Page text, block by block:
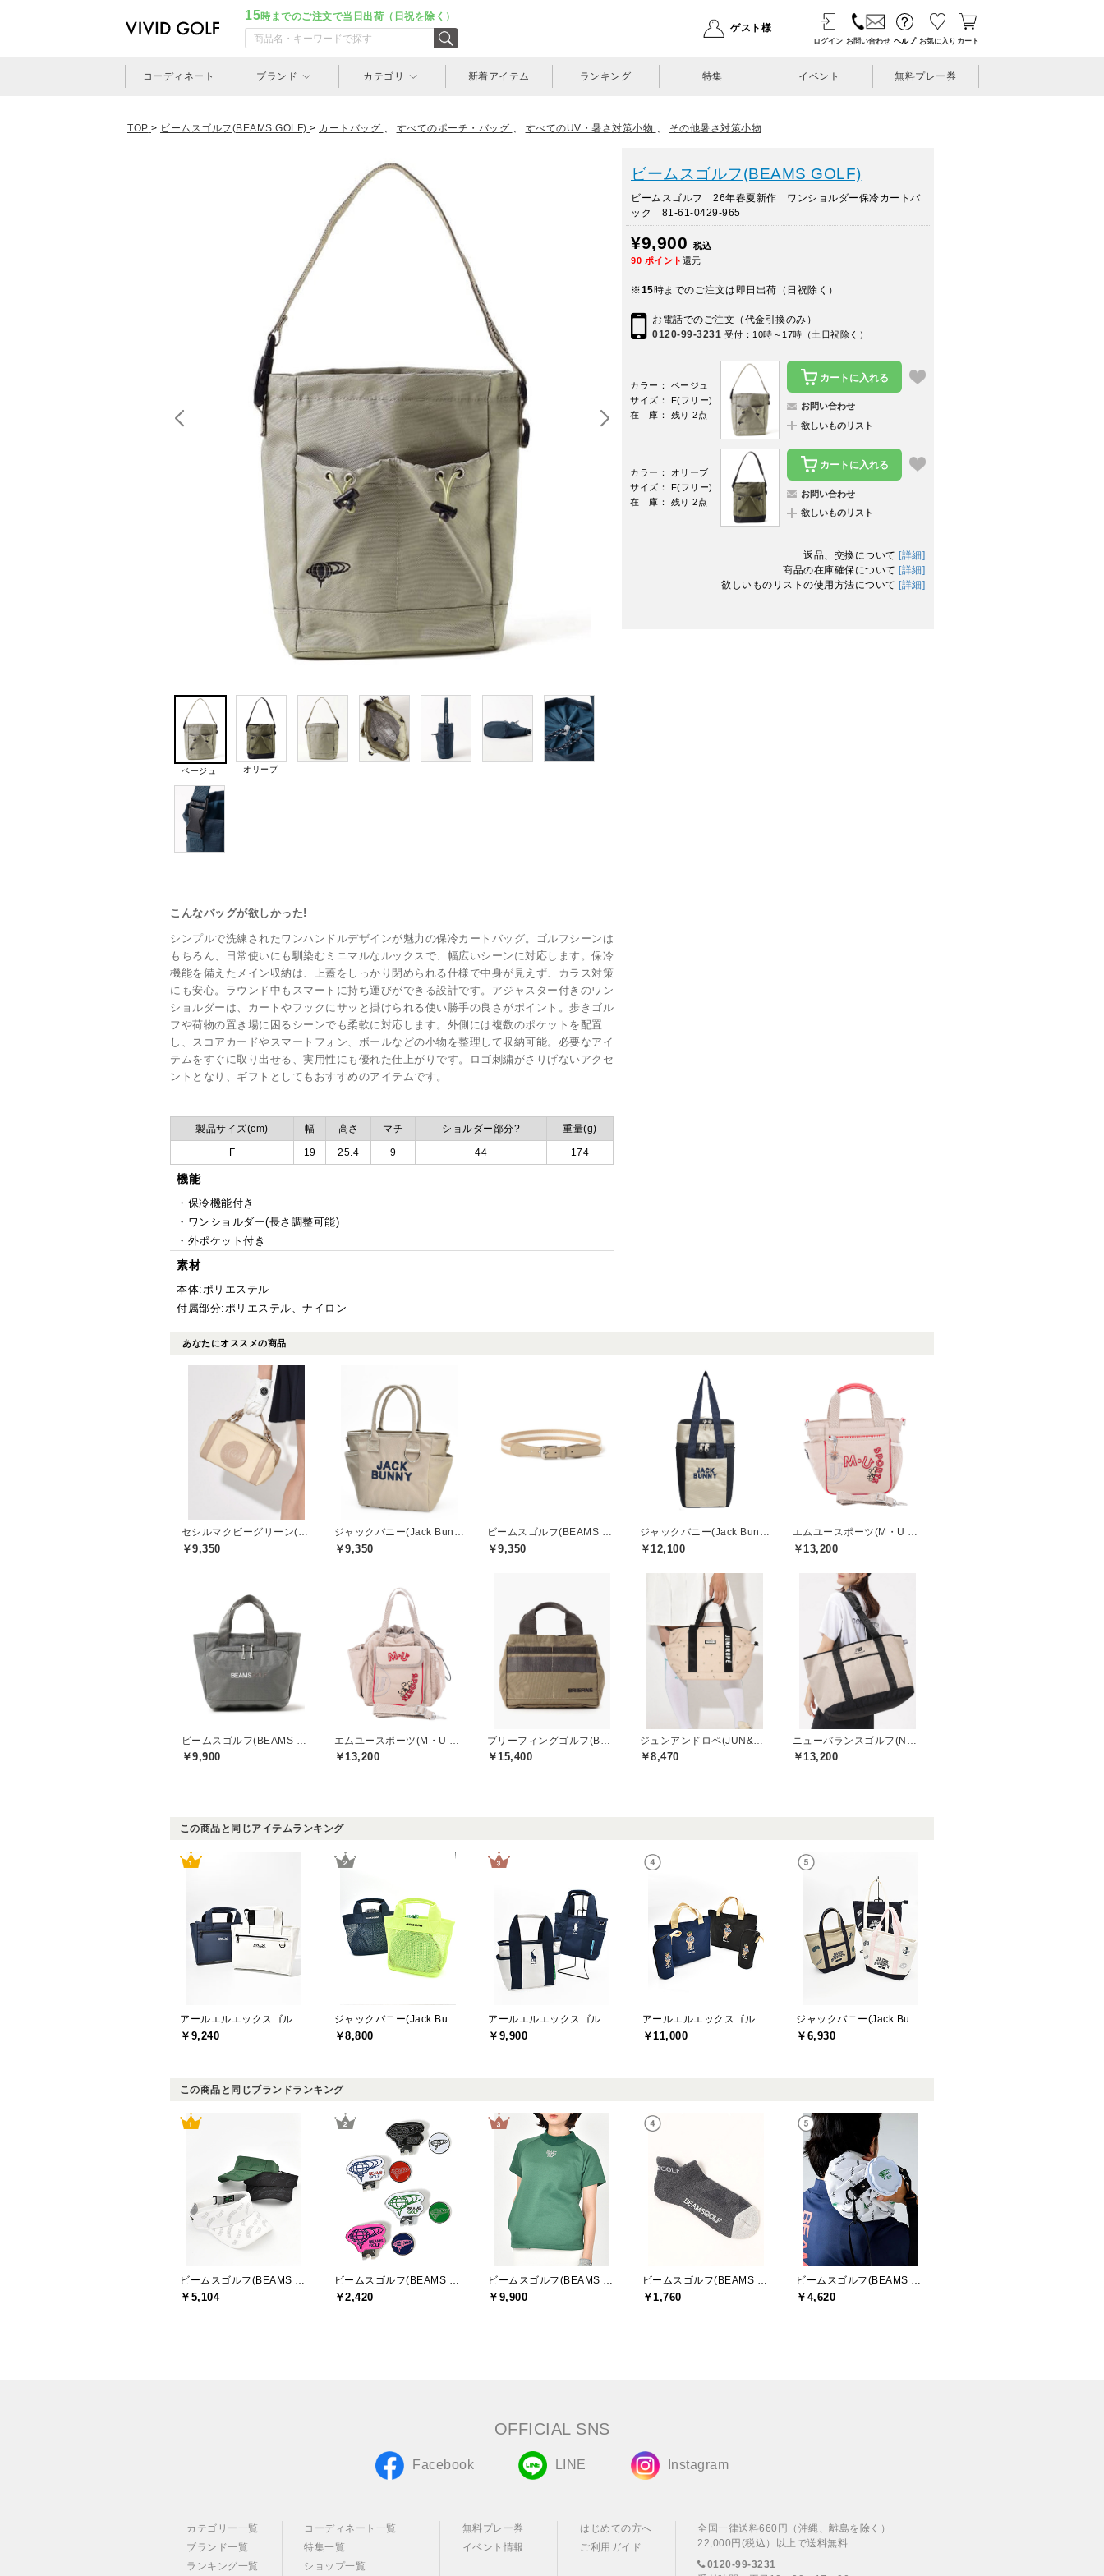
15時までのご注文で当日出荷（日祝を除く）
ゲスト様
ログイン お問い合わせ ヘルプ お気に入り カート
コーディネート ブランド カテゴリ 新着アイテム ランキング 特集 イベント 無料プレー券
TOP > ビームスゴルフ(BEAMS GOLF) > カートバッグ 、 すべてのポーチ・バッグ 、 すべてのUV・暑さ対策小物 、 その他暑さ対策小物
ベージュ オリーブ
こんなバッグが欲しかった!
シンプルで洗練されたワンハンドルデザインが魅力の保冷カートバッグ。ゴルフシーンは
もちろん、日常使いにも馴染むミニマルなルックスで、幅広いシーンに対応します。保冷
機能を備えたメイン収納は、上蓋をしっかり閉められる仕様で中身が見えず、カラス対策
にも安心。ラウンド中もスマートに持ち運びができる設計です。アジャスター付きのワン
ショルダーは、カートやフックにサッと掛けられる使い勝手の良さがポイント。歩きゴル
フや荷物の置き場に困るシーンでも柔軟に対応します。外側には複数のポケットを配置
し、スコアカードやスマートフォン、ボールなどの小物を整理して収納可能。必要なアイ
テムをすぐに取り出せる、実用性にも優れた仕上がりです。ロゴ刺繍がさりげないアクセ
ントとなり、ギフトとしてもおすすめのアイテムです。
製品サイズ(cm) 幅 高さ マチ ショルダー部分? 重量(g)
F 19 25.4 9 44 174
機能
・保冷機能付き
・ワンショルダー(長さ調整可能)
・外ポケット付き
素材
本体:ポリエステル
付属部分:ポリエステル、ナイロン
ビームスゴルフ(BEAMS GOLF)
ビームスゴルフ 26年春夏新作 ワンショルダー保冷カートバ
ック 81-61-0429-965
¥9,900
税込
90 ポイント 還元
※15時までのご注文は即日出荷（日祝除く）
お電話でのご注文（代金引換のみ）
0120-99-3231 受付：10時～17時（土日祝除く）
カラー： ベージュ
サイズ： F(フリー)
在 庫： 残り 2点
カートに入れる
お問い合わせ
欲しいものリスト
カラー： オリーブ
サイズ： F(フリー)
在 庫： 残り 2点
カートに入れる
お問い合わせ
欲しいものリスト
返品、交換について [詳細]
商品の在庫確保について [詳細]
欲しいものリストの使用方法について [詳細]
あなたにオススメの商品
￥9,350 ￥9,350 ￥9,350 ￥12,100 ￥13,200
￥9,900 ￥13,200 ￥15,400 ￥8,470 ￥13,200
この商品と同じアイテムランキング
￥9,240 ￥8,800 ￥9,900 ￥11,000 ￥6,930
この商品と同じブランドランキング
￥5,104 ￥2,420 ￥9,900 ￥1,760 ￥4,620
OFFICIAL SNS
Facebook LINE Instagram
カテゴリー一覧
ブランド一覧
ランキング一覧
コーディネート一覧
特集一覧
ショップ一覧
無料プレー券
イベント情報
はじめての方へ
ご利用ガイド
全国一律送料660円（沖縄、離島を除く）
22,000円(税込）以上で送料無料
0120-99-3231